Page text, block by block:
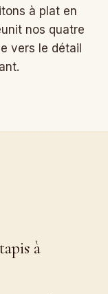
à plat en
nos quatre
vers le détail
à